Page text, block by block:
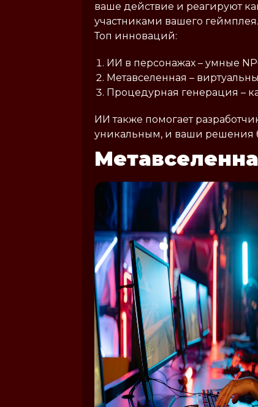
ваше действие и реагируют
участниками вашего геймплея.
Топ инноваций:
ИИ в персонажах – умные
Метавселенная –
Процедурная генерация –
ИИ также помогает
уникальным, и ваши решения